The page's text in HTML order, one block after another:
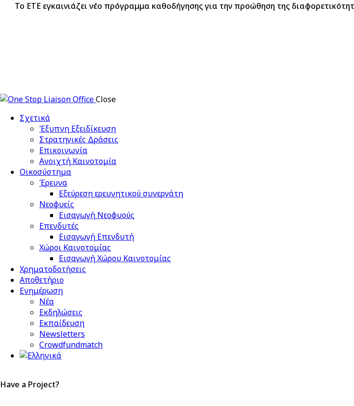
Το ΕΤΕ εγκαινιάζει νέο πρόγραμμα καθοδήγησης για την προώθηση της
Close
Σχετικά
Έξυπνη Εξειδίκευση
Στρατηγικές Δράσεις
Επικοινωνία
Ανοιχτή Καινοτομία
Οικοσύστημα
Έρευνα
Εξεύρεση ερευνητικού συνεργάτη
Νεοφυείς
Εισαγωγή Νεοφυούς
Επενδυτές
Εισαγωγή Επενδυτή
Χώροι Καινοτομίας
Εισαγωγή Χώρου Καινοτομίας
Χρηματοδοτήσεις
Αποθετήριο
Ενημέρωση
Νέα
Εκδηλώσεις
Εκπαίδευση
Newsletters
Crowdfundmatch
Have a Project?